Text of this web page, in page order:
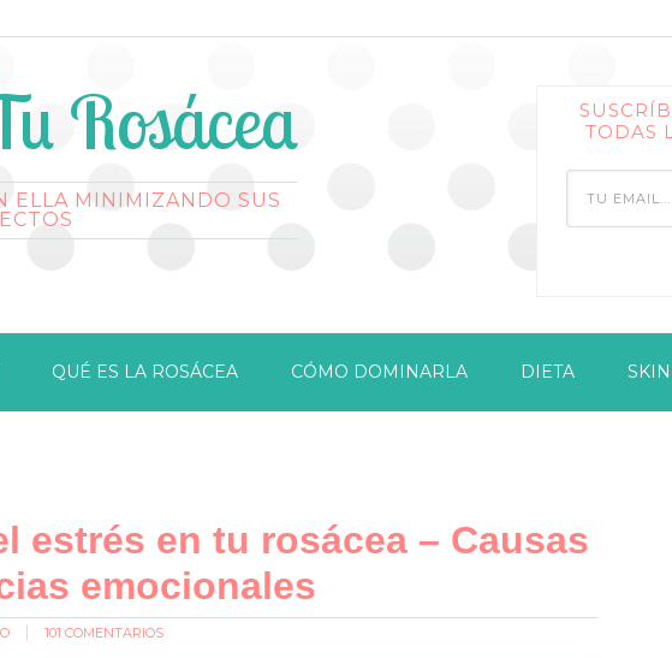
Rosácea
ELLA MINIMIZANDO SUS
TODAS
QUÉ ES LA ROSÁCEA CÓMO DOMINARLA DIETA
estrés en tu rosácea – Causas
emocionales
101 COMENTARIOS